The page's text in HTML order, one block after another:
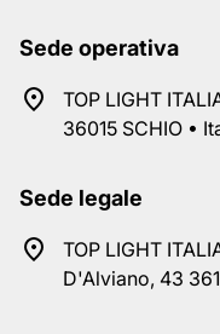
Sede operativa
TOP LIGHT
36015 SCHIO •
Sede legale
TOP LIGHT
D'Alviano, 43